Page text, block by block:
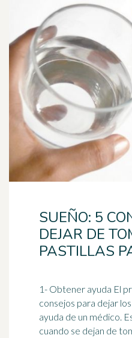
SUEÑO: 5
DEJAR DE
PASTILLAS
1- Obtener ayuda El
consejos para dejar
ayuda de un médico. Esto se debe a que
cuando se dejan de